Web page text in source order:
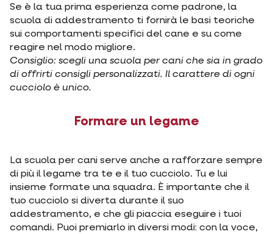
Se è la tua prima esperienza come padrone, la
scuola di addestramento ti fornirà le basi teoriche
sui comportamenti specifici del cane e su come
reagire nel modo migliore.
Consiglio: scegli una scuola per cani che sia in grado
di offrirti consigli personalizzati. Il carattere di ogni
cucciolo è unico.
Formare un legame
La scuola per cani serve anche a rafforzare sempre
di più il legame tra te e il tuo cucciolo. Tu e lui
insieme formate una squadra. È importante che il
tuo cucciolo si diverta durante il suo
addestramento, e che gli piaccia eseguire i tuoi
comandi. Puoi premiarlo in diversi modi: con la voce,